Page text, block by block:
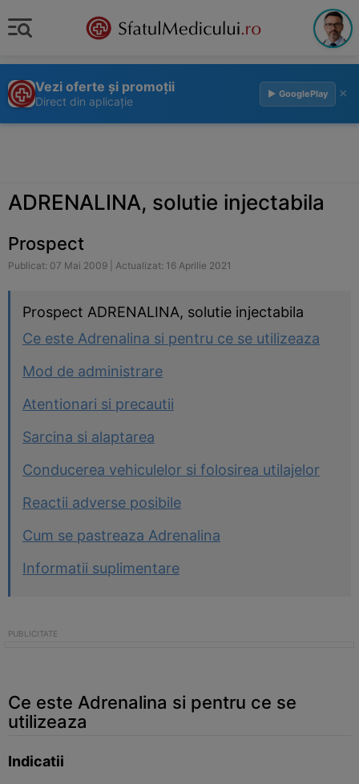
Vezi oferte și promoții
Direct din aplicație
▶ GooglePlay ×
ADRENALINA, solutie injectabila
Prospect
Publicat: 07 Mai 2009 | Actualizat: 16 Aprilie 2021
Prospect ADRENALINA, solutie injectabila
Ce este Adrenalina si pentru ce se utilizeaza
Mod de administrare
Atentionari si precautii
Sarcina si alaptarea
Conducerea vehiculelor si folosirea utilajelor
Reactii adverse posibile
Cum se pastreaza Adrenalina
Informatii suplimentare
Ce este Adrenalina si pentru ce se
utilizeaza
Indicatii